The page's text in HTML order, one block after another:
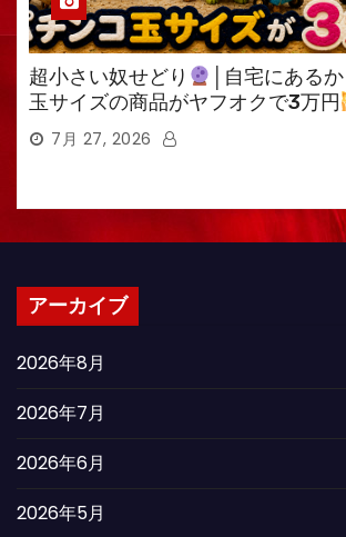
超小さい奴せどり
│自宅にある
玉サイズの商品がヤフオクで3万円
7月 27, 2026
アーカイブ
2026年8月
2026年7月
2026年6月
2026年5月